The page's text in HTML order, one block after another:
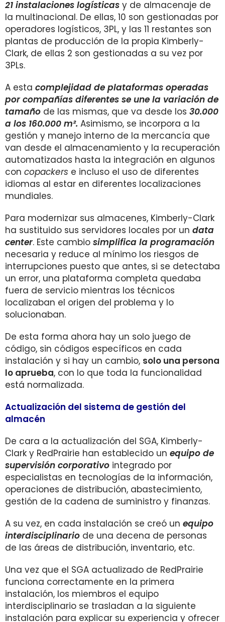
21 instalaciones logísticas y de almacenaje de
la multinacional. De ellas, 10 son gestionadas por
operadores logísticos, 3PL, y las 11 restantes son
plantas de producción de la propia Kimberly-
Clark, de ellas 2 son gestionadas a su vez por
3PLs.
A esta complejidad de plataformas operadas
por compañías diferentes se une la variación de
tamaño de las mismas, que va desde los 30.000
a los 160.000 m². Asimismo, se incorpora a la
gestión y manejo interno de la mercancía que
van desde el almacenamiento y la recuperación
automatizados hasta la integración en algunos
con copackers e incluso el uso de diferentes
idiomas al estar en diferentes localizaciones
mundiales.
Para modernizar sus almacenes, Kimberly-Clark
ha sustituido sus servidores locales por un data
center. Este cambio simplifica la programación
necesaria y reduce al mínimo los riesgos de
interrupciones puesto que antes, si se detectaba
un error, una plataforma completa quedaba
fuera de servicio mientras los técnicos
localizaban el origen del problema y lo
solucionaban.
De esta forma ahora hay un solo juego de
código, sin códigos específicos en cada
instalación y si hay un cambio, solo una persona
lo aprueba, con lo que toda la funcionalidad
está normalizada.
Actualización del sistema de gestión del
almacén
De cara a la actualización del SGA, Kimberly-
Clark y RedPrairie han establecido un equipo de
supervisión corporativo integrado por
especialistas en tecnologías de la información,
operaciones de distribución, abastecimiento,
gestión de la cadena de suministro y finanzas.
A su vez, en cada instalación se creó un equipo
interdisciplinario de una decena de personas
de las áreas de distribución, inventario, etc.
Una vez que el SGA actualizado de RedPrairie
funciona correctamente en la primera
instalación, los miembros el equipo
interdisciplinario se trasladan a la siguiente
instalación para explicar su experiencia y ofrecer